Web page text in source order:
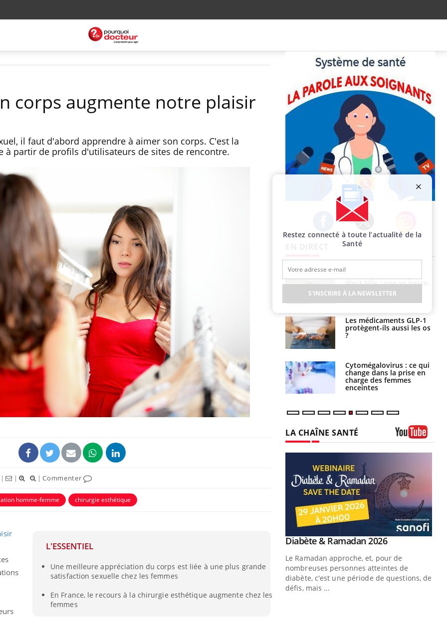
corps augmente notre plaisir
il faut d'abord apprendre à aimer son corps. C'est la
à partir de profils d'utilisateurs de sites de rencontre.
| | |Commenter
homme-femme chirurgie esthétique
L'ESSENTIEL
Une meilleure appréciation du corps est liée à une plus grande
satisfaction sexuelle chez les femmes
En France, le recours à la chirurgie esthétique augmente chez les
femmes
Facebook Twitter Instagram
Hantavirus : un cas
détecté chez un touriste
en France
Mortalité infantile : un
rapport s’interroge sur
son taux élevé en France
Grossesse à risque : ce jus
naturel attire l'attention
des chercheurs
Toujours connectés :
comment le travail
empiète de plus en plus
sur nos soirées
Cancer colorectal : une
stratégie simple aurait
changé la donne au Pays
basque
West Nile : que se passe-
t-il dans le sud de la
France ?
Les médicaments GLP-1
protègent-ils aussi les os
?
Cytomégalovirus : ce qui
change dans la prise en
charge des femmes
enceintes
LA CHAÎNE SANTÉ
& Charge mentale : et si on
en parler?? Youtube
2026, l'insuline dans le diabète de type 2
entourée d'idées reçues chez les
L'été arrive… et avec lui, un tout nouveau
rythme de vie ! Vacances, plage, piscine,
sont ...
Youtube
Diabète & Ramadan 2026Youtube
Le Ramadan approche, et, pour de
nombreuses personnes atteintes de
diabète, c'est une période de questions, de
défis, mais ...
Restez connecté à toute l’actualité de la
Santé
S'INSCRIRE À LA NEWSLETTER